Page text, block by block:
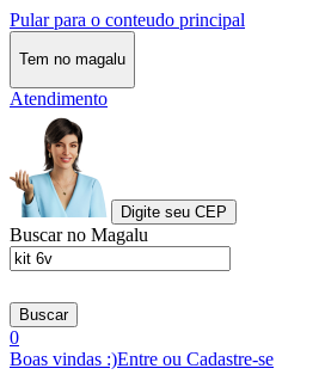
Pular para o conteudo principal
Tem no magalu
Atendimento
Digite seu CEP
Buscar no Magalu
Buscar
0
Boas vindas :)Entre ou Cadastre-se